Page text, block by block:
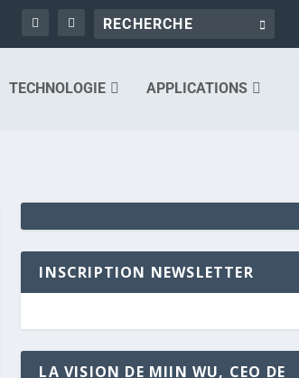
TECHNOLOGIE APPLICATIONS
INSCRIPTION NEWSLETTER
LA VISION DE MIIN WU, CEO DE